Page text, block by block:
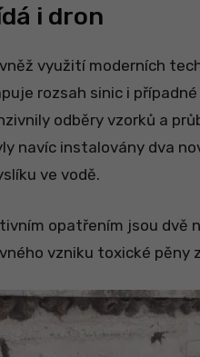
i dron
využití moderních
rozsah sinic i
odběry vzorků a
navíc instalovány dva
ve vodě.
opatřením jsou dvě
vzniku toxické pěny